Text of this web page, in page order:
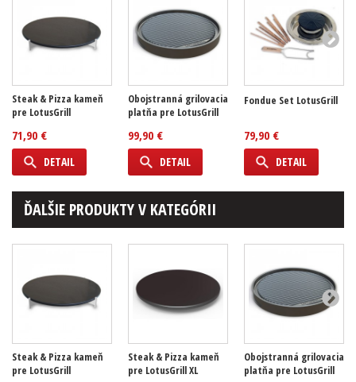
Steak & Pizza kameň
pre LotusGrill
71,90 €
DETAIL
Obojstranná grilovacia
platňa pre LotusGrill
99,90 €
DETAIL
Fondue Set LotusGrill
79,90 €
DETAIL
ĎALŠIE PRODUKTY V KATEGÓRII
Steak & Pizza kameň
pre LotusGrill
Steak & Pizza kameň
pre LotusGrill XL
Obojstranná grilovacia
platňa pre LotusGrill